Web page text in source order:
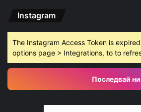
Instagram
The Instagram Access Token is
options page > Integrations, to to
Последвай ни